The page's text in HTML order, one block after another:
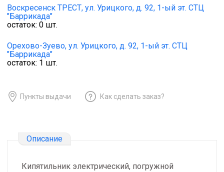
Воскресенск ТРЕСТ, ул. Урицкого, д. 92, 1-ый эт. СТЦ
"Баррикада"
остаток: 0 шт.
Орехово-Зуево, ул. Урицкого, д. 92, 1-ый эт. СТЦ
"Баррикада"
остаток: 1 шт.
Пункты выдачи Как сделать заказ?
Описание
Кипятильник электрический, погружной